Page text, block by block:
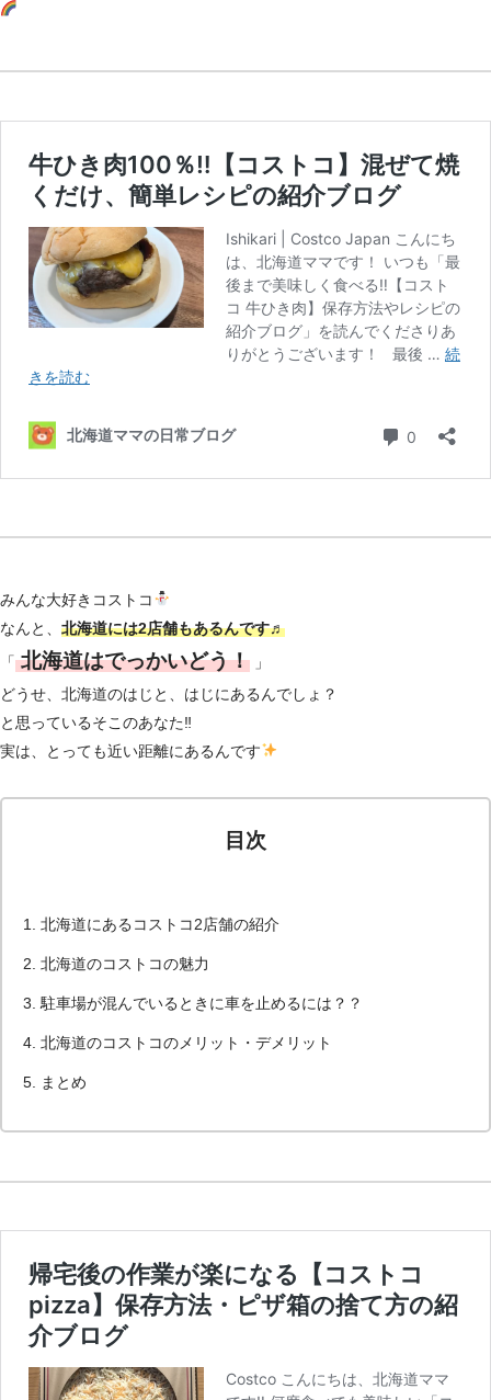
みんな大好きコストコ
なんと、 北海道には2店舗もあるんです♬
「北海道はでっかいどう！ 」
どうせ、北海道のはじと、はじにあるんでしょ？
と思っているそこのあなた‼
実は、とっても近い距離にあるんです
目次
北海道にあるコストコ2店舗の紹介
北海道のコストコの魅力
駐車場が混んでいるときに車を止めるには？？
北海道のコストコのメリット・デメリット
まとめ